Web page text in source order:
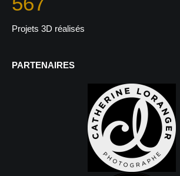
Projets 3D réalisés
PARTENAIRES